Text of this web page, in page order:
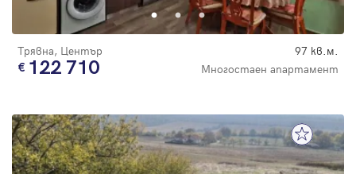
Трявна, Център 97 кв.м.
122 710 Многостаен апартамент